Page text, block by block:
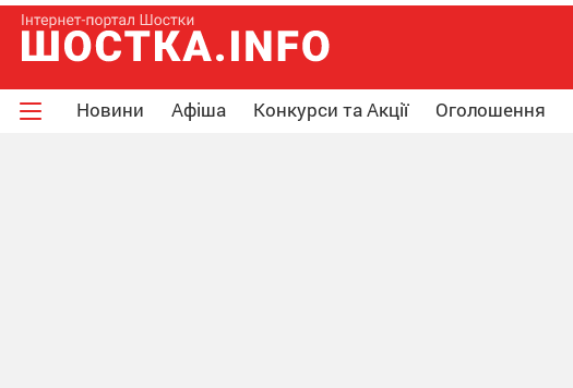
Новини Афіша Конкурси та Акції Оголошення